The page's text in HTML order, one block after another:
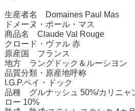
生産者名 Domaines Paul Mas
ドメーヌ・ポール・マス
商品名 Claude Val Rouge
クロード・ヴァル 赤
原産国 フランス
地方 ラングドック＆ルーシヨン
品質分類・原産地呼称
I.G.P.ペイ・ドック
品種 グルナッシュ 50%/カリニャ
ロー 10%